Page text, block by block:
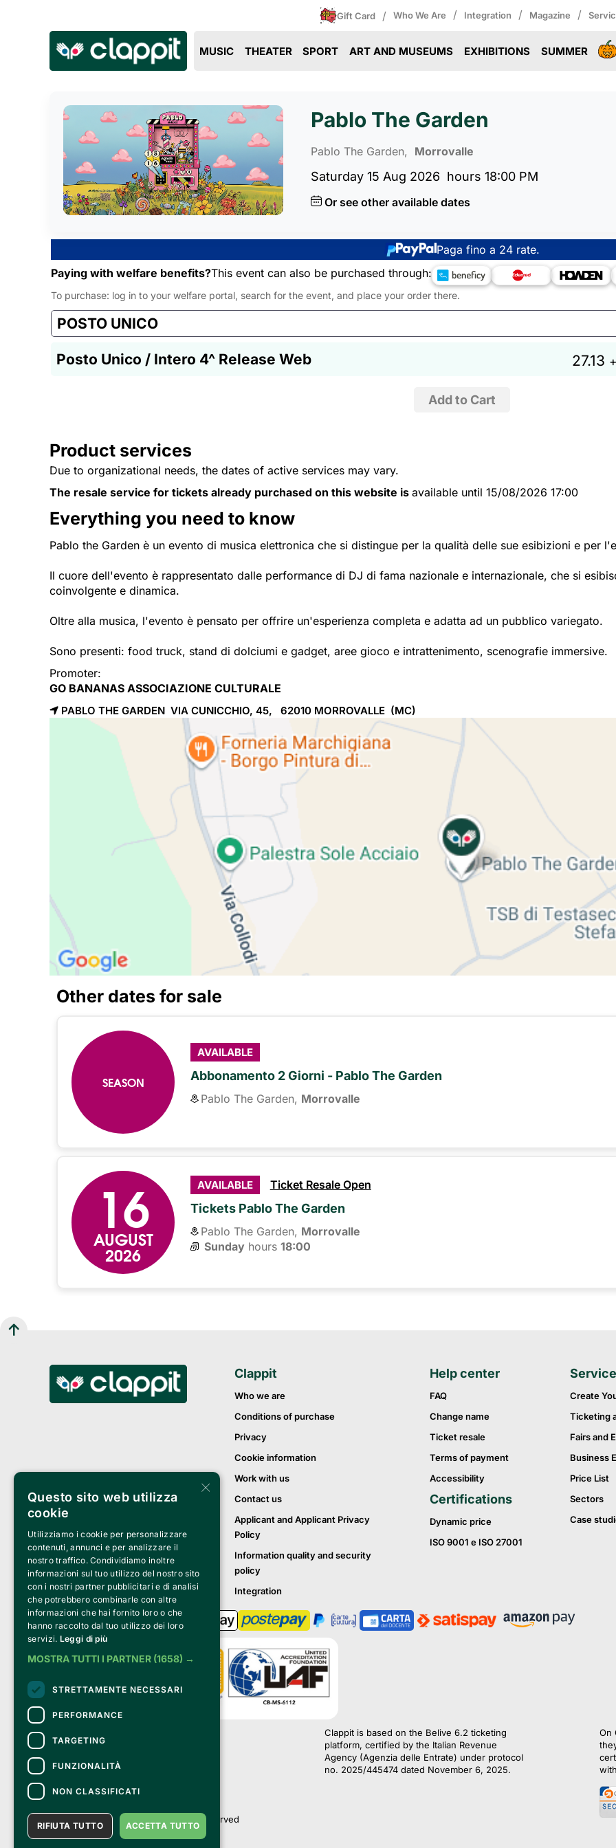
Gift Card / Who We Are / Integration / Magazine /
MUSIC THEATER SPORT ART AND MUSEUMS EXHIBITIONS SUMMER
Pablo The Garden
Pablo The Garden, Morrovalle
Saturday 15 Aug 2026 hours 18:00 PM
Or see other available dates
Paga fino a 24 rate.
Paying with welfare benefits?This event can also be purchased through:
To purchase: log in to your welfare portal, search for the event, and place your order there.
POSTO UNICO
Posto Unico / Intero 4^ Release Web 27.13
Product services
Due to organizational needs, the dates of active services may vary.
The resale service for tickets already purchased on this website is available until 15/08/2026 17:00
Everything you need to know
Pablo the Garden è un evento di musica elettronica che si distingue per la qualità delle sue esibizioni e per
Il cuore dell'evento è rappresentato dalle performance di DJ di fama nazionale e internazionale, che si
coinvolgente e dinamica.
Oltre alla musica, l'evento è pensato per offrire un'esperienza completa e adatta ad un pubblico variegato.
Sono presenti: food truck, stand di dolciumi e gadget, aree gioco e intrattenimento, scenografie immersive.
Promoter:
GO BANANAS ASSOCIAZIONE CULTURALE
PABLO THE GARDEN VIA CUNICCHIO, 45, 62010 MORROVALLE (MC)
Other dates for sale
SEASON
AVAILABLE
Abbonamento 2 Giorni - Pablo The Garden
Pablo The Garden, Morrovalle
16
AUGUST
2026
AVAILABLE Ticket Resale Open
Tickets Pablo The Garden
Pablo The Garden, Morrovalle
Sundayhours 18:00
Clappit
Who we are
Conditions of purchase
Privacy
Cookie information
Work with us
Contact us
Applicant and Applicant Privacy
Policy
Information quality and security
policy
Integration
Help center
FAQ
Change name
Ticket resale
Terms of payment
Accessibility
Certifications
Dynamic price
ISO 9001 e ISO 27001
Create
Ticketing
Fairs and
Business
Price List
Sectors
Case
Bemils Srl
Via Fosse Ardeatine, 4 -20092 Cinisello
PI 05589050961
© 2010-2025 Bemils Srl - All rights reserved
Clappit is based on the Belive 6.2 ticketing
platform, certified by the Italian Revenue
Agency (Agenzia delle Entrate) under protocol
no. 2025/445474 dated November 6, 2025.
On
×
Questo sito web utilizza
cookie
Utilizziamo i cookie per personalizzare
contenuti, annunci e per analizzare il
nostro traffico. Condividiamo inoltre
informazioni sul tuo utilizzo del nostro sito
con i nostri partner pubblicitari e di analisi
che potrebbero combinarle con altre
informazioni che hai fornito loro o che
hanno raccolto dal tuo utilizzo dei loro
servizi. Leggi di più
MOSTRA TUTTI I PARTNER (1658) →
STRETTAMENTE NECESSARI
PERFORMANCE
TARGETING
FUNZIONALITÀ
NON CLASSIFICATI
ACCETTA TUTTO
RIFIUTA TUTTO